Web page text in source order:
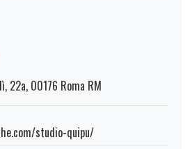
22a, 00176 Roma RM
studio-quipu/